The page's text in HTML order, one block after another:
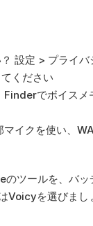
設定 > プライ
ください
Finderでボイスメ
イクを使い、
ツールを、バッ
Voicyを選びまし